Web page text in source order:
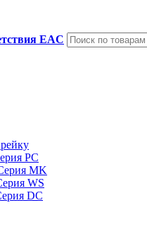
EAC
PC
MK
WS
DC